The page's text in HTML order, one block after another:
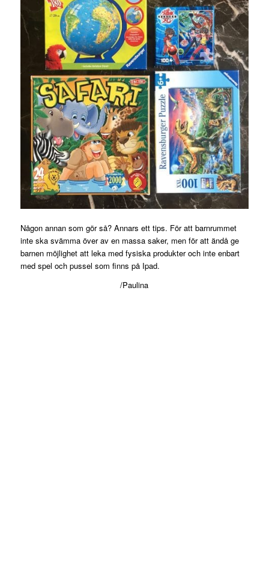
Någon annan som gör så? Annars ett tips. För att barnrummet
inte ska svämma över av en massa saker, men för att ändå ge
barnen möjlighet att leka med fysiska produkter och inte enbart
med spel och pussel som finns på Ipad.
/Paulina